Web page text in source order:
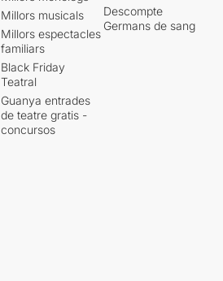
Millors musicals
Millors espectacles
familiars
Black Friday
Teatral
Guanya entrades
de teatre gratis -
concursos
Descompte
Germans de sang